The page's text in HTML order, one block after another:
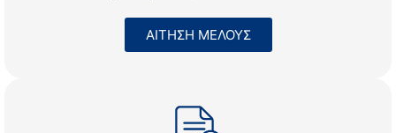
ΑΙΤΗΣΗ ΜΕΛΟΥΣ